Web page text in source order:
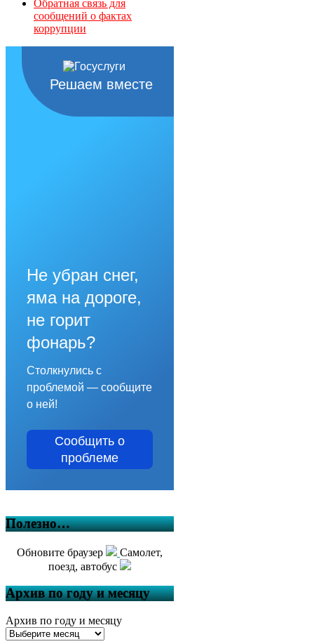
Обратная связь для
сообщений о фактах
коррупции
Решаем вместе
Не убран снег,
яма на дороге,
не горит
фонарь?
Столкнулись с
проблемой — сообщите
о ней!
Сообщить о
проблеме
Полезно…
Обновите браузер
Самолет,
поезд, автобус
Архив по году и месяцу
Архив по году и месяцу